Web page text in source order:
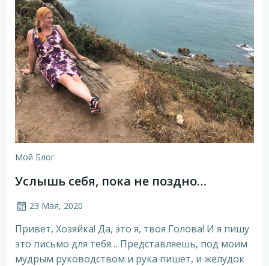
Мой Блог
Услышь себя, пока не поздно…
23 Мая, 2020
Привет, Хозяйка! Да, это я, твоя Голова! И я пишу
это письмо для тебя… Представляешь, под моим
мудрым руководством и рука пишет, и желудок